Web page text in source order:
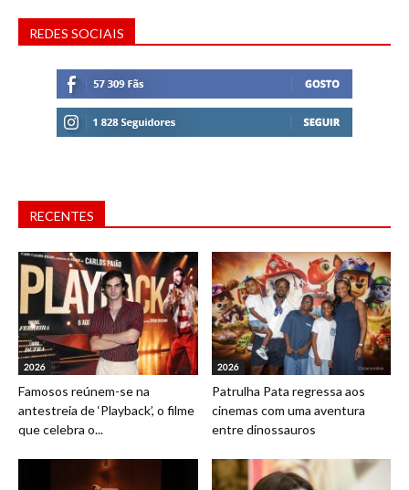
REDES SOCIAIS
RECENTES
2026
Famosos reúnem-se na
antestreia de ‘Playback’, o filme
que celebra o...
2026
Patrulha Pata regressa aos
cinemas com uma aventura
entre dinossauros